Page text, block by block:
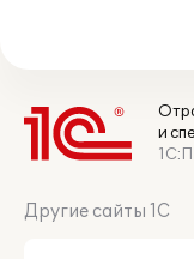
и
Другие сайты 1С